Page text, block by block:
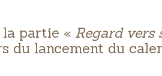
la partie « Regard vers
du lancement du